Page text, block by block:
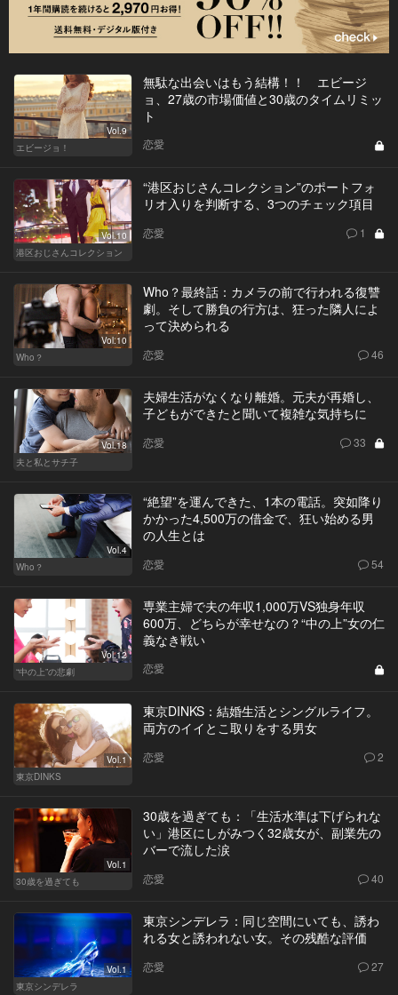
Vol.9
エビージョ！
無駄な出会いはもう結構！！ エビージ
ョ、27歳の市場価値と30歳のタイムリミッ
ト
恋愛
Vol.10
港区おじさんコレクション
“港区おじさんコレクション”のポートフォ
リオ入りを判断する、3つのチェック項目
恋愛 1
Vol.10
Who？
Who？最終話：カメラの前で行われる復讐
劇。そして勝負の行方は、狂った隣人によ
って決められる
恋愛 46
Vol.18
夫と私とサチ子
夫婦生活がなくなり離婚。元夫が再婚し、
子どもができたと聞いて複雑な気持ちに
恋愛 33
Vol.4
Who？
“絶望”を運んできた、1本の電話。突如降り
かかった4,500万の借金で、狂い始める男
の人生とは
恋愛 54
Vol.12
“中の上”の悲劇
専業主婦で夫の年収1,000万VS独身年収
600万、どちらが幸せなの？“中の上”女の仁
義なき戦い
恋愛
Vol.1
東京DINKS
東京DINKS：結婚生活とシングルライフ。
両方のイイとこ取りをする男女
恋愛 2
Vol.1
30歳を過ぎても
30歳を過ぎても：「生活水準は下げられな
い」港区にしがみつく32歳女が、副業先の
バーで流した涙
恋愛 40
Vol.1
東京シンデレラ
東京シンデレラ：同じ空間にいても、誘わ
れる女と誘われない女。その残酷な評価
恋愛 27